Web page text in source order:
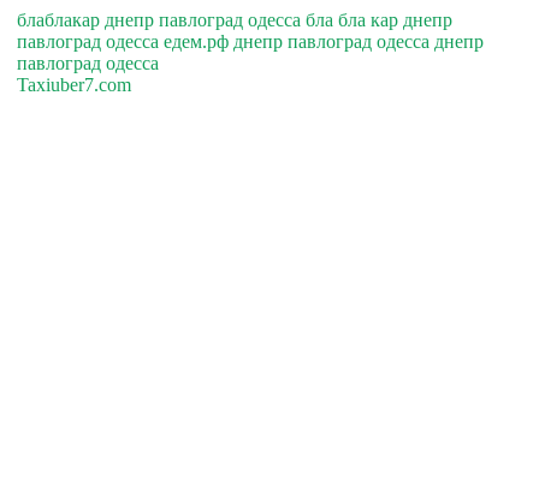
блаблакар днепр павлоград одесса бла бла кар днепр
павлоград одесса едем.рф днепр павлоград одесса днепр
павлоград одесса
Taxiuber7.com